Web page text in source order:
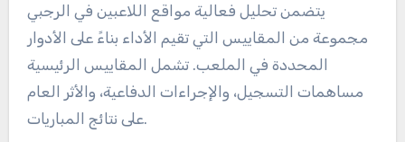
يتضمن تحليل فعالية مواقع اللاعبين في الرجبي
مجموعة من المقاييس التي تقيم الأداء بناءً على الأدوار
المحددة في الملعب. تشمل المقاييس الرئيسية
مساهمات التسجيل، والإجراءات الدفاعية، والأثر العام
على نتائج المباريات.